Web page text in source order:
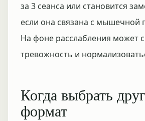
за 3 сеанса или становится
если она связана с мышечной
На фоне расслабления может
тревожность и
Когда выбрать
формат